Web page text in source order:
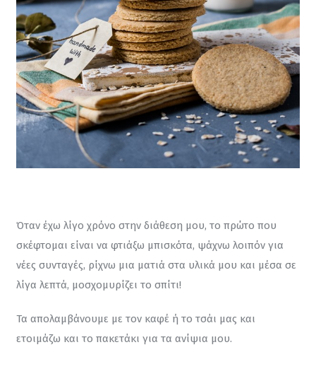
Όταν έχω λίγο χρόνο στην διάθεση μου, το πρώτο που
σκέφτομαι είναι να φτιάξω μπισκότα, ψάχνω λοιπόν για
νέες συνταγές, ρίχνω μια ματιά στα υλικά μου και μέσα σε
λίγα λεπτά, μοσχομυρίζει το σπίτι!
Τα απολαμβάνουμε με τον καφέ ή το τσάι μας και
ετοιμάζω και το πακετάκι για τα ανίψια μου.